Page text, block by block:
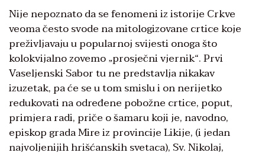
Nije nepoznato da se fenomeni iz istorije Crkve
veoma često svode na mitologizovane crtice koje
preživljavaju u popularnoj svijesti onoga što
kolokvijalno zovemo „prosječni vjernik“. Prvi
Vaseljenski Sabor tu ne predstavlja nikakav
izuzetak, pa će se u tom smislu i on nerijetko
redukovati na određene pobožne crtice, poput,
primjera radi, priče o šamaru koji je, navodno,
episkop grada Mire iz provincije Likije, (i jedan
najvoljenijih hrišćanskih svetaca), Sv. Nikolaj,